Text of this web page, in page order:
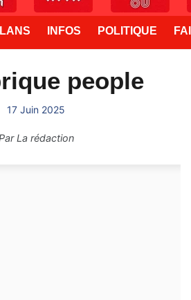
INFOS POLITIQUE
people
17 Juin 2025
La rédaction